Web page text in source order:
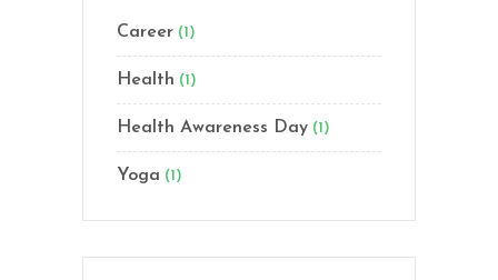
Career (1)
Health (1)
Health Awareness Day (1)
Yoga (1)